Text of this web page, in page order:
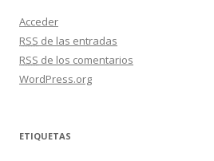
Acceder
RSS de las entradas
RSS de los comentarios
WordPress.org
ETIQUETAS